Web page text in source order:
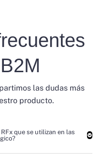
las dudas más
producto.
que se utilizan en las